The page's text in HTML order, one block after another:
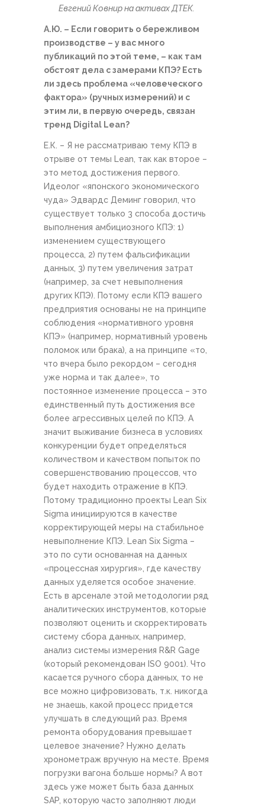
Евгений Ковнир на активах ДТЕК.
А.Ю. – Если говорить о бережливом
производстве – у вас много
публикаций по этой теме, – как там
обстоят дела с замерами КПЭ? Есть
ли здесь проблема «человеческого
фактора» (ручных измерений) и с
этим ли, в первую очередь, связан
тренд Digital Lean?
Е.К. – Я не рассматриваю тему КПЭ в
отрыве от темы Lean, так как второе –
это метод достижения первого.
Идеолог «японского экономического
чуда» Эдвардс Деминг говорил, что
существует только 3 способа достичь
выполнения амбициозного КПЭ: 1)
изменением существующего
процесса, 2) путем фальсификации
данных, 3) путем увеличения затрат
(например, за счет невыполнения
других КПЭ). Потому если КПЭ вашего
предприятия основаны не на принципе
соблюдения «нормативного уровня
КПЭ» (например, нормативный уровень
поломок или брака), а на принципе «то,
что вчера было рекордом – сегодня
уже норма и так далее», то
постоянное изменение процесса – это
единственный путь достижения все
более агрессивных целей по КПЭ. А
значит выживание бизнеса в условиях
конкуренции будет определяться
количеством и качеством попыток по
совершенствованию процессов, что
будет находить отражение в КПЭ.
Потому традиционно проекты Lean Six
Sigma инициируются в качестве
корректирующей меры на стабильное
невыполнение КПЭ. Lean Six Sigma –
это по сути основанная на данных
«процессная хирургия», где качеству
данных уделяется особое значение.
Есть в арсенале этой методологии ряд
аналитических инструментов, которые
позволяют оценить и скорректировать
систему сбора данных, например,
анализ системы измерения R&R Gage
(который рекомендован ISO 9001). Что
касается ручного сбора данных, то не
все можно цифровизовать, т.к. никогда
не знаешь, какой процесс придется
улучшать в следующий раз. Время
ремонта оборудования превышает
целевое значение? Нужно делать
хронометраж вручную на месте. Время
погрузки вагона больше нормы? А вот
здесь уже может быть база данных
SAP, которую часто заполняют люди